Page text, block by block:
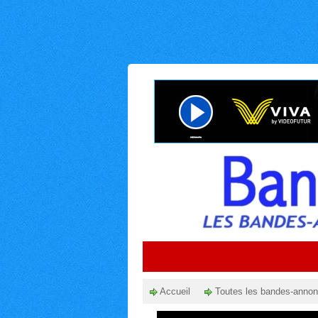
Accueil Toutes les bandes-